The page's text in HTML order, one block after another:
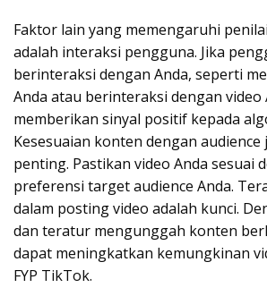
Faktor lain yang memengaruhi
adalah interaksi pengguna. Jika
berinteraksi dengan Anda, seperti
Anda atau berinteraksi dengan video
memberikan sinyal positif kepada
Kesesuaian konten dengan
penting. Pastikan video Anda sesuai
preferensi target audience Anda.
dalam posting video adalah kunci.
dan teratur mengunggah konten
dapat meningkatkan kemungkinan
FYP TikTok.